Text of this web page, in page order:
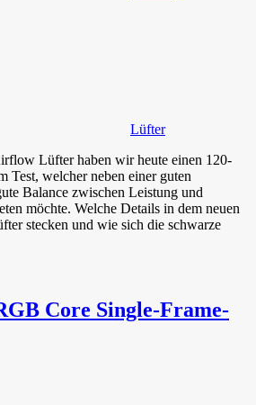
Lüfter
Lüfter haben wir heute einen 120-
welcher neben einer guten
Balance zwischen Leistung und
möchte. Welche Details in dem neuen
stecken und wie sich die schwarze
Core Single-Frame-